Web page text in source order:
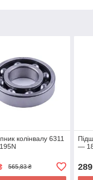
колінвалу 6311
565,83 ₴
—
289